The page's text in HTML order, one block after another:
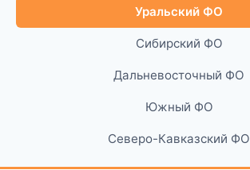
Уральский ФО
Сибирский ФО
Дальневосточный ФО
Южный ФО
Северо-Кавказский ФО